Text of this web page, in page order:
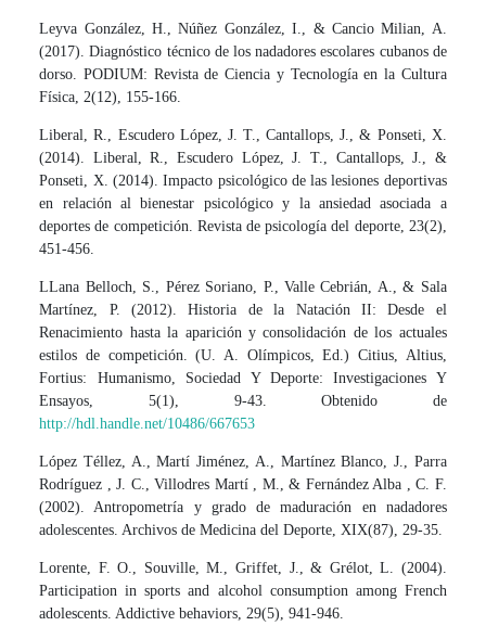
Leyva González, H., Núñez González, I., & Cancio Milian, A.
(2017). Diagnóstico técnico de los nadadores escolares cubanos de
dorso. PODIUM: Revista de Ciencia y Tecnología en la Cultura
Física, 2(12), 155-166.
Liberal, R., Escudero López, J. T., Cantallops, J., & Ponseti, X.
(2014). Liberal, R., Escudero López, J. T., Cantallops, J., &
Ponseti, X. (2014). Impacto psicológico de las lesiones deportivas
en relación al bienestar psicológico y la ansiedad asociada a
deportes de competición. Revista de psicología del deporte, 23(2),
451-456.
LLana Belloch, S., Pérez Soriano, P., Valle Cebrián, A., & Sala
Martínez, P. (2012). Historia de la Natación II: Desde el
Renacimiento hasta la aparición y consolidación de los actuales
estilos de competición. (U. A. Olímpicos, Ed.) Citius, Altius,
Fortius: Humanismo, Sociedad Y Deporte: Investigaciones Y
Ensayos, 5(1), 9-43. Obtenido de
http://hdl.handle.net/10486/667653
López Téllez, A., Martí Jiménez, A., Martínez Blanco, J., Parra
Rodríguez , J. C., Villodres Martí , M., & Fernández Alba , C. F.
(2002). Antropometría y grado de maduración en nadadores
adolescentes. Archivos de Medicina del Deporte, XIX(87), 29-35.
Lorente, F. O., Souville, M., Griffet, J., & Grélot, L. (2004).
Participation in sports and alcohol consumption among French
adolescents. Addictive behaviors, 29(5), 941-946.